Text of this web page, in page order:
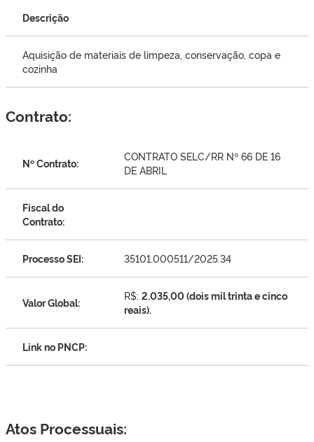
Descrição
Aquisição de materiais de limpeza, conservação, copa e
cozinha
Contrato:
Nº Contrato:
CONTRATO SELC/RR Nº 66 DE 16
DE ABRIL
Fiscal do
Contrato:
Processo SEI: 35101.000511/2025.34
Valor Global:
R$: 2.035,00 (dois mil trinta e cinco
reais).
Link no PNCP:
Atos Processuais: